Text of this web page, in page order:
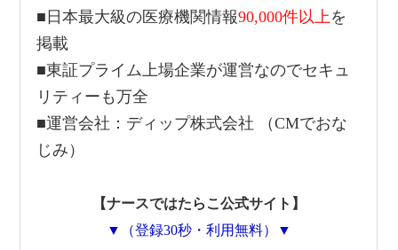
■日本最大級の医療機関情報90,000件以上 を
掲載
■東証プライム上場企業が運営なのでセキュ
リティーも万全
■運営会社：ディップ株式会社 （CMでおな
じみ）
【ナースではたらこ公式サイト】
▼（登録30秒・利用無料）▼